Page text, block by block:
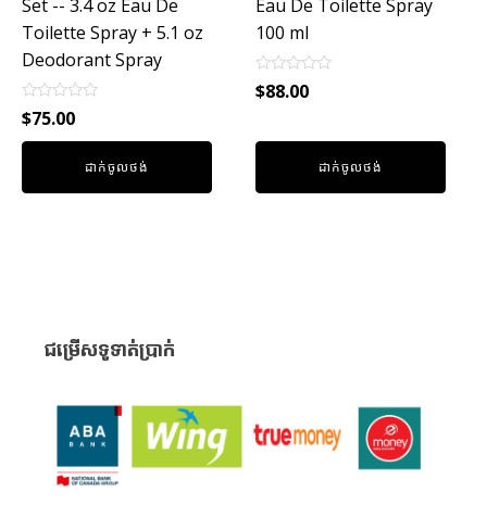
Set -- 3.4 oz Eau De
Toilette Spray + 5.1 oz
Deodorant Spray
Rated
0
out
$75.00
ដាក់ចូលថង់
Eau De Toilette Spray
100 ml
Rated
0
5
$88.00
ដាក់ចូលថង់
ជម្រើសទូទាត់ប្រាក់